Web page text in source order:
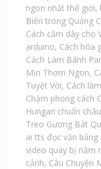
ngon nhất thế giới,
Biến trong Quảng
Cách cắm dây cho
arduino, Cách hóa
Cách Làm Bánh
Mịn Thơm Ngon,
Tuyệt Vời, Cách
Chậm phong cách
Hungari chuẩn
Treo Gương Bát
ai tts đọc văn bảng
video quay bị nằm
cảnh, Câu Chuyện